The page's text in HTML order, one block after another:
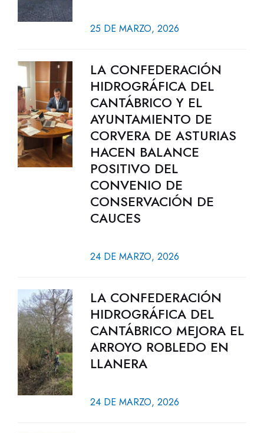
25 DE MARZO, 2026
LA CONFEDERACIÓN
HIDROGRÁFICA DEL
CANTÁBRICO Y EL
AYUNTAMIENTO DE
CORVERA DE ASTURIAS
HACEN BALANCE
POSITIVO DEL
CONVENIO DE
CONSERVACIÓN DE
CAUCES
24 DE MARZO, 2026
LA CONFEDERACIÓN
HIDROGRÁFICA DEL
CANTÁBRICO MEJORA EL
ARROYO ROBLEDO EN
LLANERA
24 DE MARZO, 2026